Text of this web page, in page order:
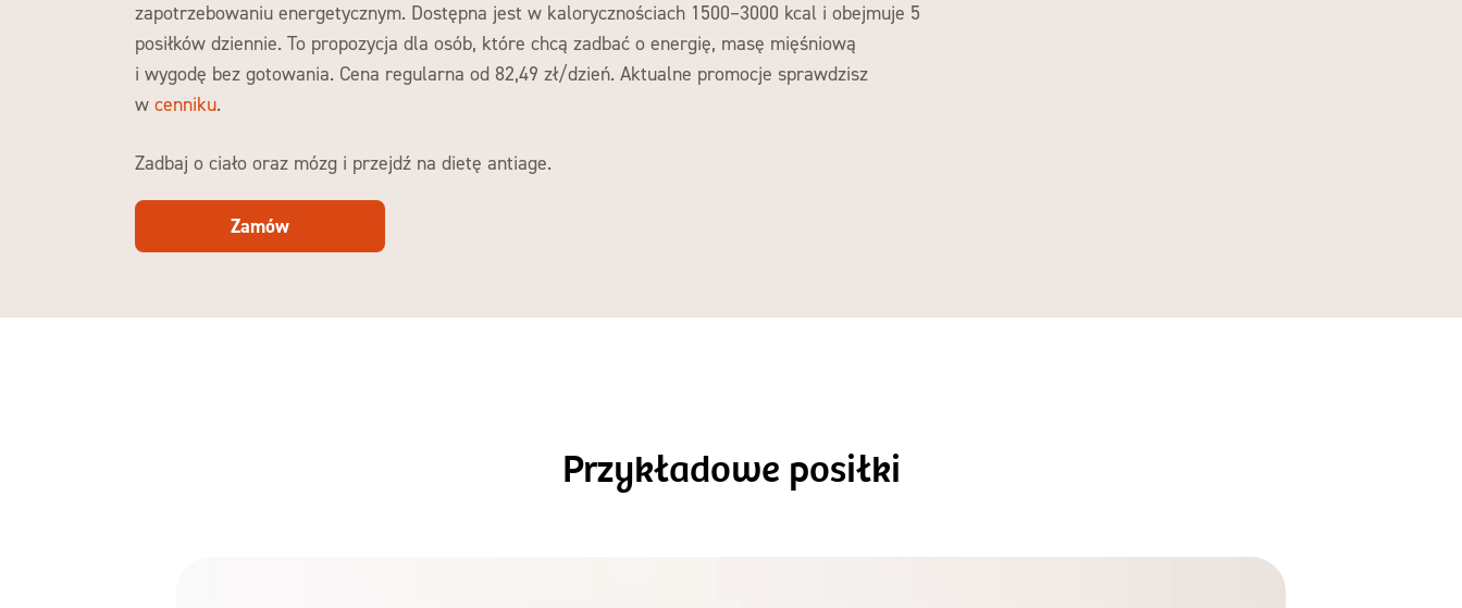
zapotrzebowaniu energetycznym. Dostępna jest w kalorycznościach 1500–3000 kcal i obejmuje 5
posiłków dziennie. To propozycja dla osób, które chcą zadbać o energię, masę mięśniową
i wygodę bez gotowania. Cena regularna od 82,49 zł/dzień. Aktualne promocje sprawdzisz
w cenniku.
Zadbaj o ciało oraz mózg i przejdź na dietę antiage.
Zamów
Przykładowe posiłki